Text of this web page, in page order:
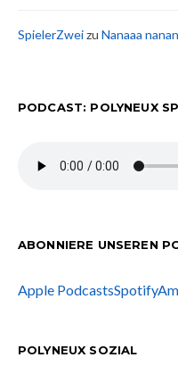
SpielerZweizu Nanaaa
PODCAST: POLYNEUX
ABONNIERE UNSEREN
Apple PodcastsSpotify
POLYNEUX SOZIAL